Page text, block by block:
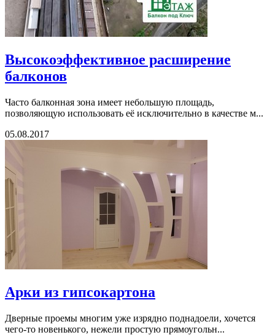
Высокоэффективное расширение
балконов
Часто балконная зона имеет небольшую площадь,
позволяющую использовать её исключительно в качестве м...
05.08.2017
Арки из гипсокартона
Дверные проемы многим уже изрядно поднадоели, хочется
чего-то новенького, нежели простую прямоугольн...